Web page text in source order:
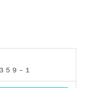
５９－１